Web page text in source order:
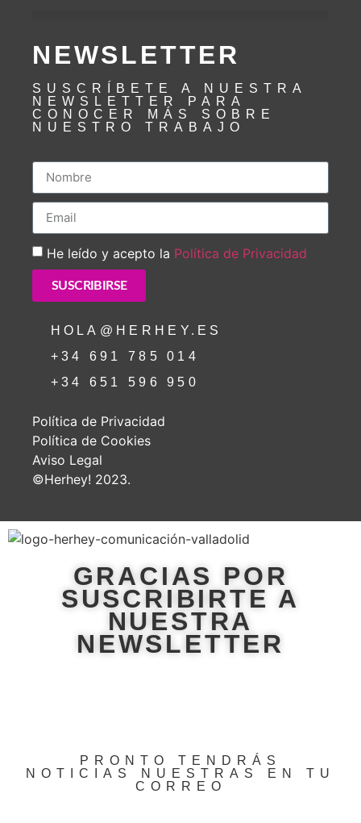
NEWSLETTER
SUSCRÍBETE A NUESTRA
NEWSLETTER PARA
CONOCER MÁS SOBRE
NUESTRO TRABAJO
He leído y acepto la Política de Privacidad
SUSCRIBIRSE
HOLA@HERHEY.ES
+34 691 785 014
+34 651 596 950
Política de Privacidad
Política de Cookies
Aviso Legal
©Herhey! 2023.
GRACIAS POR
SUSCRIBIRTE A
NUESTRA
NEWSLETTER
PRONTO TENDRÁS
NOTICIAS NUESTRAS EN TU
CORREO